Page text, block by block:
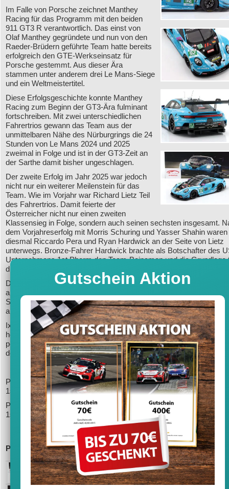
Im Falle von Porsche zeichnet Manthey
Racing für das Programm mit den beiden
911 GT3 R verantwortlich. Das einst von
Olaf Manthey gegründete und nun von den
Raeder-Brüdern geführte Team hatte bereits
erfolgreich den GTE-Werkseinsatz für
Porsche gestemmt. Aus dieser Ära
stammen unter anderem drei Le Mans-Siege
und ein Weltmeistertitel.
Diese Erfolgsgeschichte konnte Manthey
Racing zum Beginn der GT3-Ära fulminant
fortschreiben. Mit zwei unterschiedlichen
Fahrertrios gewann das Team aus der
unmittelbaren Nähe des Nürburgrings die 24
Stunden von Le Mans 2024 und 2025
zweimal in Folge und ist in der GT3-Zeit an
der Sarthe damit bisher ungeschlagen.
Der zweite Erfolg im Jahr 2025 war jedoch
nicht nur ein weiterer Meilenstein für das
Team. Wie im Vorjahr war Richard Lietz Teil
des Fahrertrios. Damit feierte der
Österreicher nicht nur einen zweiten
Klassensieg in Folge, sondern auch seinen sechsten insgesamt.
dem Vorjahreserfolg mit Morris Schuring und Yasser Shahin waren
diesmal Riccardo Pera und Ryan Hardwick an der Seite von Lietz
unterwegs. Bronze-Fahrer Hardwick brachte als Botschafter des
Unternehmens 1st Phorm den Team-Beinamen und die Grundlage
die hellblaue Farbgebung des 911ers mit.
Das Rennen hatte das Trio nur vom 13. Startplatz aufgenommen,
aber schnell in die Spitzengruppe vorgekämpft und sich in der
Schlussphase um die entscheidenden 33 Sekunden zum Sieg
abgesetzt.
Ixo hat den erfolgreichen Manthey Porsche originalgetreu
herausgebracht. Das Auto ist in 1:18 und 1:43 erhältlich und damit
perfekte Einstimmung auf die 24 Stunden von Le Mans 2026, bei
denen Manthey Racing das GT3-Triple perfekt machen möchte.
Porsche 911 GT3 R #92 Sieger LMGT3 24h LeMans 2025
1st Phorm 1:18, UVP 99,95 €, Art-Nr.: MG-I-911-LM-25-1892
Porsche 911 GT3 R #92 Sieger LMGT3 24h LeMans 2025
1st Phorm 1:43, UVP 39,95 €, Art-Nr.: MG-I-911-LM-25-4392
Produkte
Porsche 911 GT3 R #92 Sieger LMGT3 24h LeMans 2025
Manthey 1st Phorm 1:18 Ixo
Gutschein Aktion